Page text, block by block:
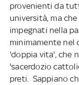
provenienti da
università, ma
impegnati nella
minimamente nel
'doppia vita', che
'sacerdozio
preti. Sappiano